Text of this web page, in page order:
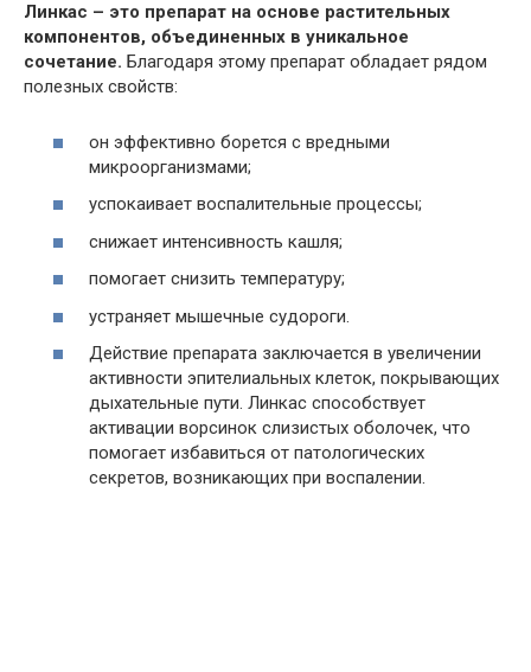
Линкас – это препарат на основе растительных
компонентов, объединенных в уникальное
сочетание. Благодаря этому препарат обладает рядом
полезных свойств:
он эффективно борется с вредными
микроорганизмами;
успокаивает воспалительные процессы;
снижает интенсивность кашля;
помогает снизить температуру;
устраняет мышечные судороги.
Действие препарата заключается в увеличении
активности эпителиальных клеток, покрывающих
дыхательные пути. Линкас способствует
активации ворсинок слизистых оболочек, что
помогает избавиться от патологических
секретов, возникающих при воспалении.